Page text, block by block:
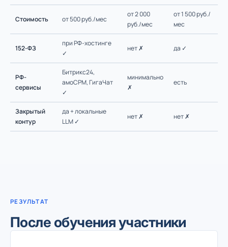
Стоимость от 500 руб./мес
от 2 000
руб./мес
от 1 500 руб./
мес
152-ФЗ
при РФ-хостинге
✓
нет ✗ да ✓
РФ-
сервисы
Битрикс24,
амоСРМ, ГигаЧат
✓
минимально
✗
есть
Закрытый
контур
да + локальные
LLM ✓
нет ✗ нет ✗
РЕЗУЛЬТАТ
После обучения участники